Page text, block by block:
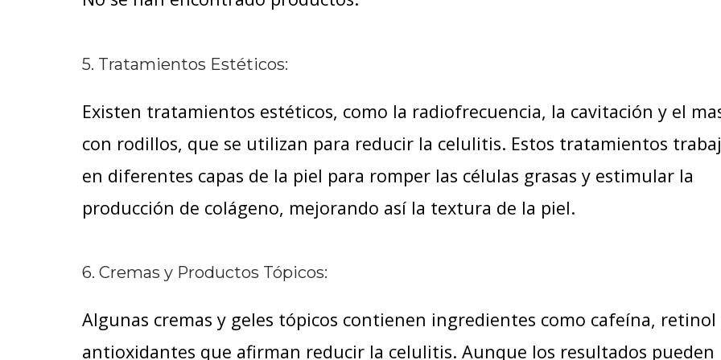
5. Tratamientos Estéticos:
Existen tratamientos estéticos, como la radiofrecuencia, la cavitación y el
con rodillos, que se utilizan para reducir la celulitis. Estos tratamientos
en diferentes capas de la piel para romper las células grasas y estimular la
producción de colágeno, mejorando así la textura de la piel.
6. Cremas y Productos Tópicos:
Algunas cremas y geles tópicos contienen ingredientes como cafeína, retinol
antioxidantes que afirman reducir la celulitis. Aunque los resultados pueden